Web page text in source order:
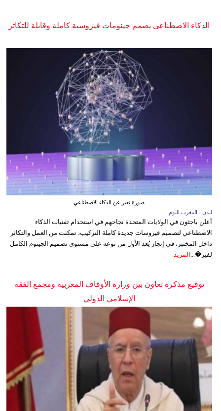
الذكاء الاصطناعي يصمم جينومات فيروسية كاملة وقابلة للتكاثر
صورة تعبر عن الذكاء الاصطناعي
لندن - المغرب اليوم
أعلن باحثون في الولايات المتحدة نجاحهم في استخدام تقنيات الذكاء
الاصطناعي لتصميم فيروسات جديدة كاملة التركيب، تمكنت من العمل والتكاثر
داخل المختبر، في إنجاز يُعد الأول من نوعه على مستوى تصميم الجينوم الكامل
لفير�... المزيد
توقيع مذكرة تعاون بين وزارة الأوقاف المغربية ومجمع الفقه
الإسلامي الدولي